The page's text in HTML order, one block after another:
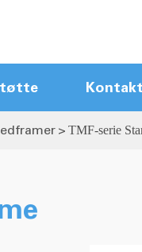
Hot Runner
TMF-serie